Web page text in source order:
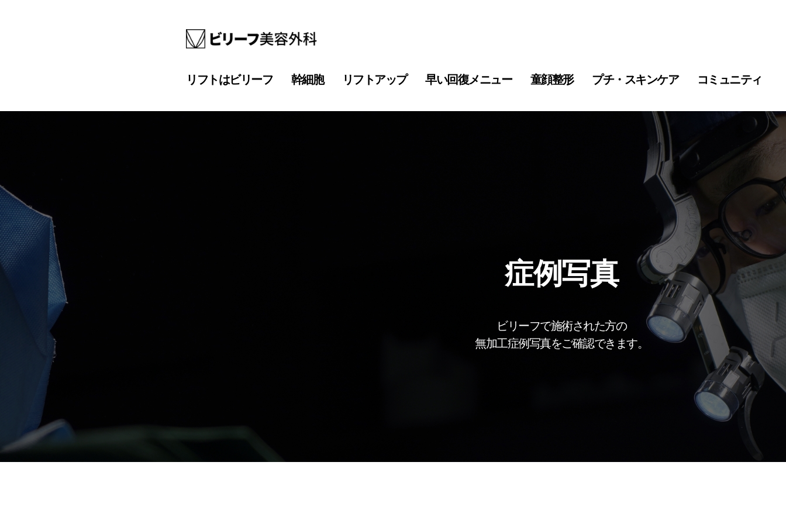
リフトはビリーフ 幹細胞 リフトアップ 早い回復メニュー 童顔整形 プチ・スキンケア コミュニティ
症例写真
ビリーフで施術された方の
無加工症例写真をご確認できます。